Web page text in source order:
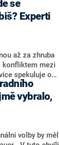
V
servítky
Jeronýma
pro lidská
na
se také
či promluvila o
Experti
až za zhruba
konfliktem mezi
spekuluje o
současná
znovu vytahují
Jak moc je
volbách 2028
vybralo,
volby by měl